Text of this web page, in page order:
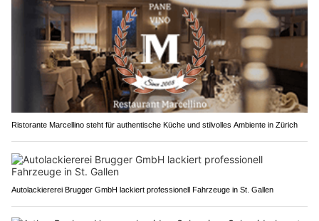
Ristorante Marcellino steht für authentische Küche und stilvolles Ambiente in Zürich
Autolackiererei Brugger GmbH lackiert professionell Fahrzeuge in St. Gallen